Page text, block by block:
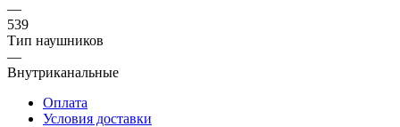
—
539
Тип наушников
—
Внутриканальные
Оплата
Условия доставки